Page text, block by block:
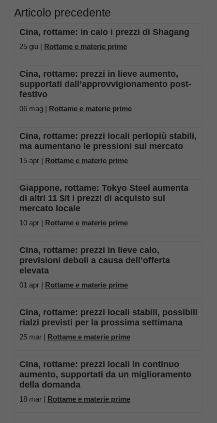
Articolo precedente
Cina, rottame: in calo i prezzi di Shagang
25 giu | Rottame e materie prime
Cina, rottame: prezzi in lieve aumento,
supportati dall’approvvigionamento post-
festivo
06 mag | Rottame e materie prime
Cina, rottame: prezzi locali perlopiù stabili,
ma aumentano le pressioni sul mercato
15 apr | Rottame e materie prime
Giappone, rottame: Tokyo Steel aumenta
di altri 11 $/t i prezzi di acquisto sul
mercato locale
10 apr | Rottame e materie prime
Cina, rottame: prezzi in lieve calo,
previsioni deboli a causa dell’offerta
elevata
01 apr | Rottame e materie prime
Cina, rottame: prezzi locali stabili, possibili
rialzi previsti per la prossima settimana
25 mar | Rottame e materie prime
Cina, rottame: prezzi locali in continuo
aumento, supportati da un miglioramento
della domanda
18 mar | Rottame e materie prime